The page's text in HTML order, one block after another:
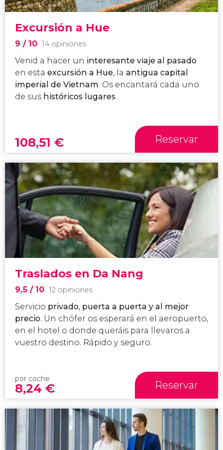
Excursión a Hue
9 / 10 14 opiniones
Venid a hacer un interesante viaje al pasado
en esta excursión a Hue, la antigua capital
imperial de Vietnam. Os encantará cada uno
de sus históricos lugares.
108,51 € Reservar
Traslados en Da Nang
9,5 / 10 12 opiniones
Servicio privado, puerta a puerta y al mejor
precio. Un chófer os esperará en el aeropuerto,
en el hotel o donde queráis para llevaros a
vuestro destino. Rápido y seguro.
por coche
8,24 € Reservar